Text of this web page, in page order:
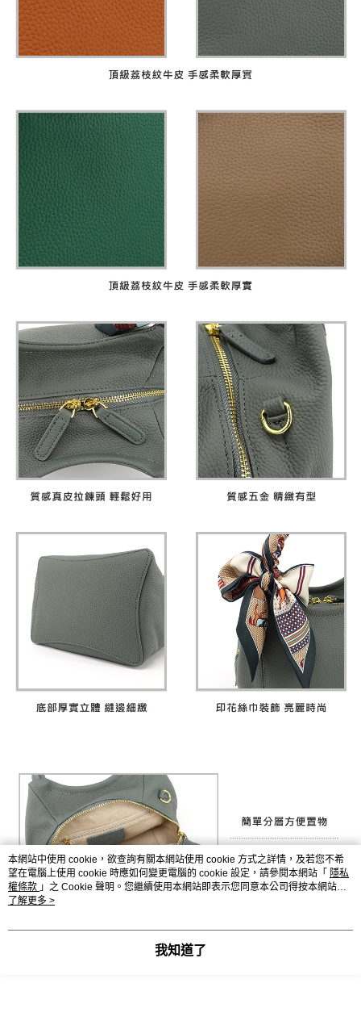
本網站中使用 cookie，欲查詢有關本網站使用 cookie 方式之詳情，及若您不希
望在電腦上使用 cookie 時應如何變更電腦的 cookie 設定，請參閱本網站「 隱私
權條款 」之 Cookie 聲明。您繼續使用本網站即表示您同意本公司得按本網站使
用條款之 Cookie 聲明使用 cookie。
了解更多 >
我知道了